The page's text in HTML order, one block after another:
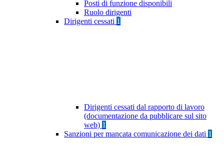
Posti di funzione disponibili
Ruolo dirigenti
Dirigenti cessati 1
Dirigenti cessati dal rapporto di lavoro
(documentazione da pubblicare sul sito
web) 1
Sanzioni per mancata comunicazione dei dati 1